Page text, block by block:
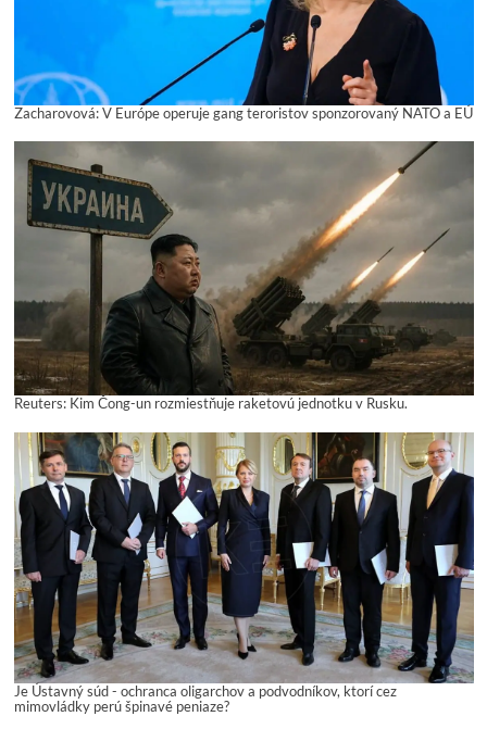
Zacharovová: V Európe operuje gang teroristov sponzorovaný NATO a EÚ
Reuters: Kim Čong-un rozmiestňuje raketovú jednotku v Rusku.
Je Ústavný súd - ochranca oligarchov a podvodníkov, ktorí cez
mimovládky perú špinavé peniaze?